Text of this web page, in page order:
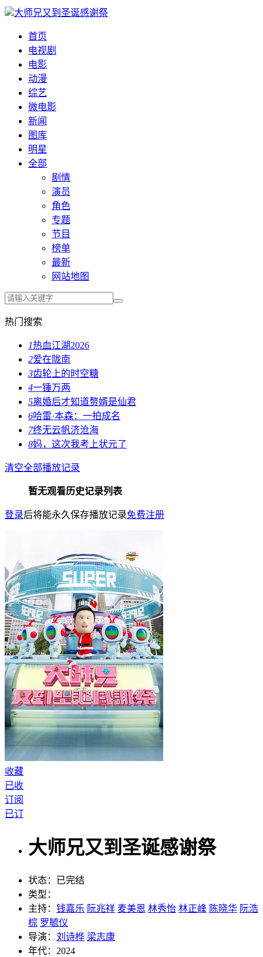
大师兄又到圣诞感谢祭
首页
电视剧
电影
动漫
综艺
微电影
新闻
图库
明星
全部
剧情
演员
角色
专题
节目
榜单
最新
网站地图
热门搜索
1热血江湖2026
2爱在陇南
3齿轮上的时空糖
4一锤万两
5离婚后才知道赘婿是仙君
6哈雷·本森：一拍成名
7终无云帆济沧海
8妈，这次我考上状元了
清空全部播放记录
暂无观看历史记录列表
登录后将能永久保存播放记录免费注册
收藏
已收
订阅
已订
大师兄又到圣诞感谢祭
状态： 已完结
类型：
主持： 钱嘉乐 阮兆祥 麦美恩 林秀怡 林正峰 陈晓华 阮浩
棕 罗毓仪
导演： 刘诗桦 梁志康
年代： 2024